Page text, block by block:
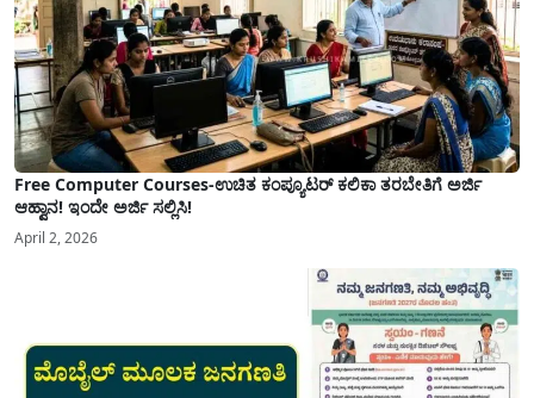
Free Computer Courses-ಉಚಿತ ಕಂಪ್ಯೂಟರ್ ಕಲಿಕಾ ತರಬೇತಿಗೆ ಅರ್ಜಿ
ಆಹ್ವಾನ! ಇಂದೇ ಅರ್ಜಿ ಸಲ್ಲಿಸಿ!
April 2, 2026